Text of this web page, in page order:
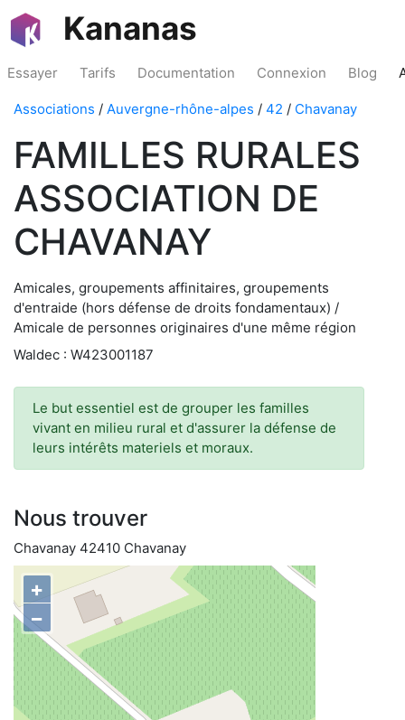
Kananas
Essayer Tarifs Documentation Connexion Blog
Associations / Auvergne-rhône-alpes / 42 / Chavanay
FAMILLES RURALES
ASSOCIATION DE
CHAVANAY
Amicales, groupements affinitaires, groupements
d'entraide (hors défense de droits fondamentaux) /
Amicale de personnes originaires d'une même région
Waldec : W423001187
Le but essentiel est de grouper les familles
vivant en milieu rural et d'assurer la défense de
leurs intérêts materiels et moraux.
Nous trouver
Chavanay 42410 Chavanay
+
−